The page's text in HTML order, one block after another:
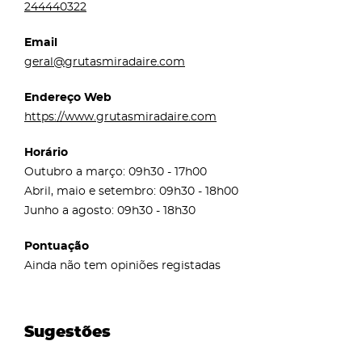
244440322
Email
geral@grutasmiradaire.com
Endereço Web
https://www.grutasmiradaire.com
Horário
Outubro a março: 09h30 - 17h00
Abril, maio e setembro: 09h30 - 18h00
Junho a agosto: 09h30 - 18h30
Pontuação
Ainda não tem opiniões registadas
Sugestões